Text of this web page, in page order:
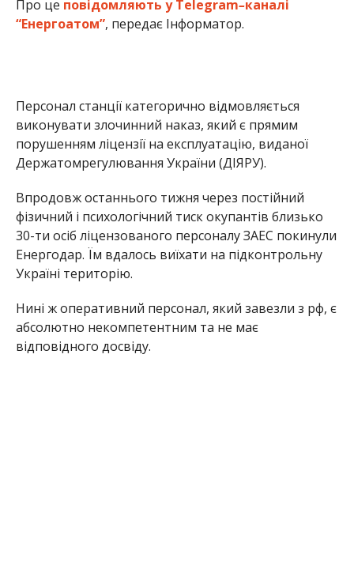
30-ти осіб ліцензованого персоналу ЗАЕС покинули
Енергодар. Їм вдалось виїхати на підконтрольну
абсолютно некомпетентним та не має
відповідного досвіду.